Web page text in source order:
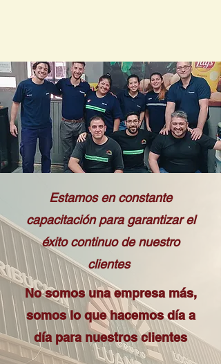
Estamos en constante
capacitación para garantizar el
éxito continuo de nuestro
clientes
No somos una empresa más,
somos lo que hacemos día a
día para nuestros clientes